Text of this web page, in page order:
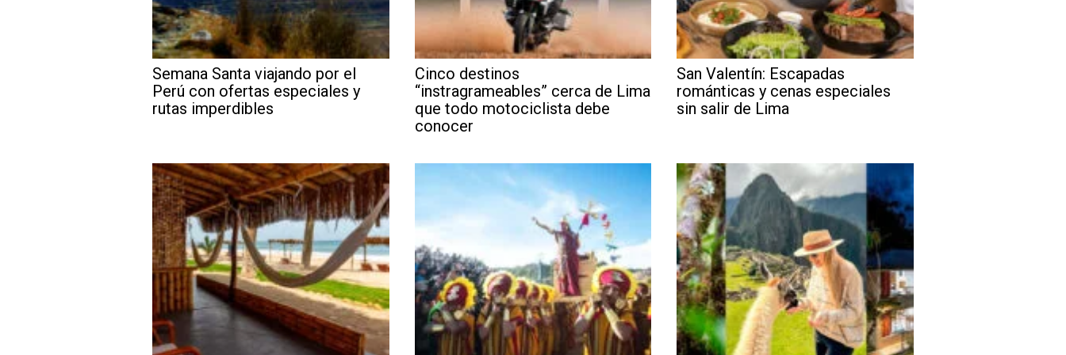
Semana Santa viajando por el
Perú con ofertas especiales y
rutas imperdibles
Cinco destinos
“instragrameables” cerca de Lima
que todo motociclista debe
conocer
San Valentín: Escapadas
románticas y cenas especiales
sin salir de Lima